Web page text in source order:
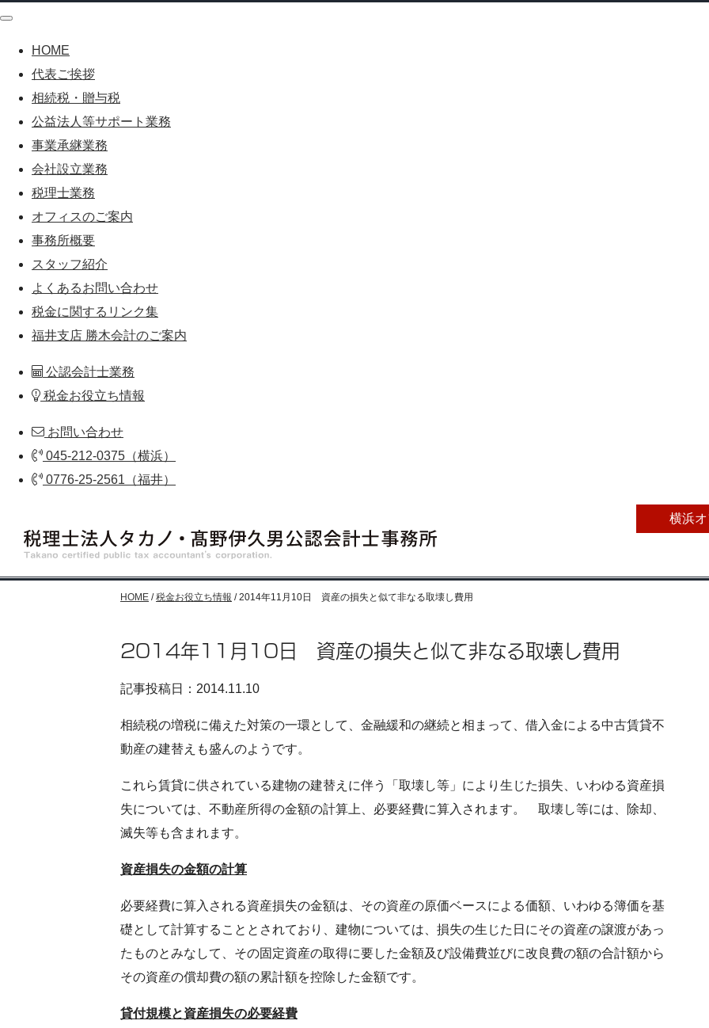
HOME
代表ご挨拶
相続税・贈与税
公益法人等サポート業務
事業承継業務
会社設立業務
税理士業務
オフィスのご案内
事務所概要
スタッフ紹介
よくあるお問い合わせ
税金に関するリンク集
福井支店 勝木会計のご案内
公認会計士業務
税金お役立ち情報
お問い合わせ
045-212-0375（横浜）
0776-25-2561（福井）
横浜
HOME /税金お役立ち情報 /2014年11月10日 資産の損失と似て非なる取壊し費用
2014年11月10日 資産の損失と似て非なる取壊し費用
記事投稿日：2014.11.10
相続税の増税に備えた対策の一環として、金融緩和の継続と相まって、借入金による中古賃貸不
動産の建替えも盛んのようです。
これら賃貸に供されている建物の建替えに伴う「取壊し等」により生じた損失、いわゆる資産損
失については、不動産所得の金額の計算上、必要経費に算入されます。 取壊し等には、除却、
滅失等も含まれます。
資産損失の金額の計算
必要経費に算入される資産損失の金額は、その資産の原価ベースによる価額、いわゆる簿価を基
礎として計算することとされており、建物については、損失の生じた日にその資産の譲渡があっ
たものとみなして、その固定資産の取得に要した金額及び設備費並びに改良費の額の合計額から
その資産の償却費の額の累計額を控除した金額です。
貸付規模と資産損失の必要経費